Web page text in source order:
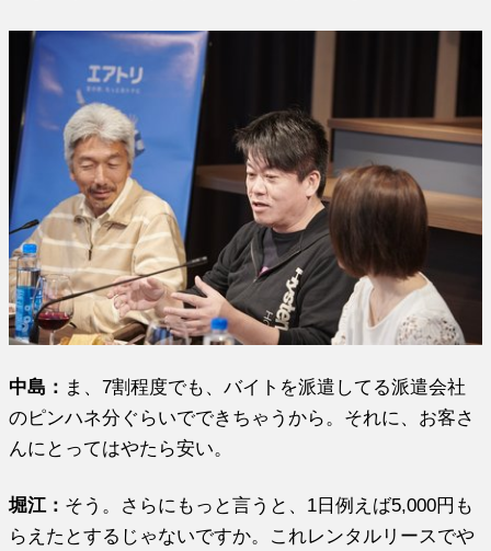
中島： ま、7割程度でも、バイトを派遣してる派遣会社
のピンハネ分ぐらいでできちゃうから。それに、お客さ
んにとってはやたら安い。
堀江 ： そう。さらにもっと言うと、1日例えば5,000円も
らえたとするじゃないですか。これレンタルリースでや